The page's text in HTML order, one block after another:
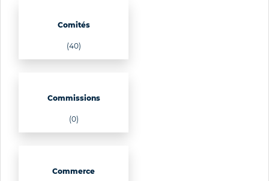
Comités
(40)
Commissions
(0)
Commerce